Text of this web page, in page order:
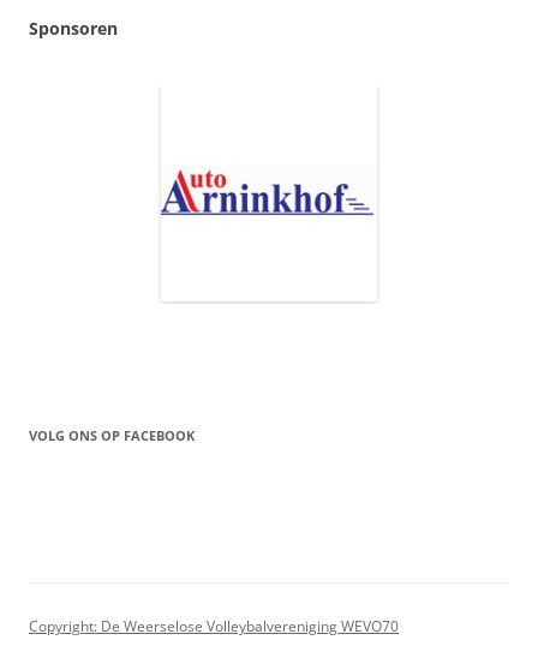
Sponsoren
VOLG ONS OP FACEBOOK
Copyright: De Weerselose Volleybalvereniging WEVO70